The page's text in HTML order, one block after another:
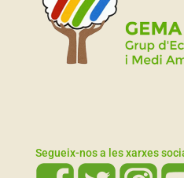
Segueix-nos a les xarxes